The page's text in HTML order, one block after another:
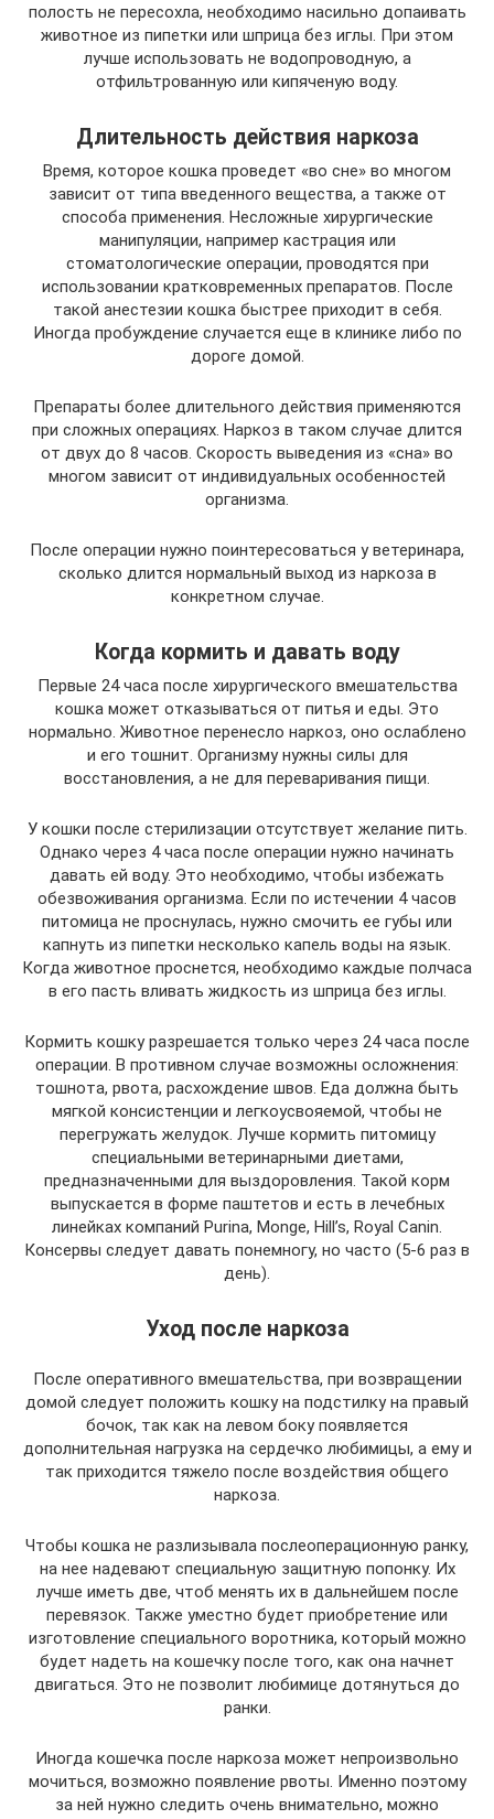
полость не пересохла, необходимо насильно допаивать
животное из пипетки или шприца без иглы. При этом
лучше использовать не водопроводную, а
отфильтрованную или кипяченую воду.
Длительность действия наркоза
Время, которое кошка проведет «во сне» во многом
зависит от типа введенного вещества, а также от
способа применения. Несложные хирургические
манипуляции, например кастрация или
стоматологические операции, проводятся при
использовании кратковременных препаратов. После
такой анестезии кошка быстрее приходит в себя.
Иногда пробуждение случается еще в клинике либо по
дороге домой.
Препараты более длительного действия применяются
при сложных операциях. Наркоз в таком случае длится
от двух до 8 часов. Скорость выведения из «сна» во
многом зависит от индивидуальных особенностей
организма.
После операции нужно поинтересоваться у ветеринара,
сколько длится нормальный выход из наркоза в
конкретном случае.
Когда кормить и давать воду
Первые 24 часа после хирургического вмешательства
кошка может отказываться от питья и еды. Это
нормально. Животное перенесло наркоз, оно ослаблено
и его тошнит. Организму нужны силы для
восстановления, а не для переваривания пищи.
У кошки после стерилизации отсутствует желание пить.
Однако через 4 часа после операции нужно начинать
давать ей воду. Это необходимо, чтобы избежать
обезвоживания организма. Если по истечении 4 часов
питомица не проснулась, нужно смочить ее губы или
капнуть из пипетки несколько капель воды на язык.
Когда животное проснется, необходимо каждые полчаса
в его пасть вливать жидкость из шприца без иглы.
Кормить кошку разрешается только через 24 часа после
операции. В противном случае возможны осложнения:
тошнота, рвота, расхождение швов. Еда должна быть
мягкой консистенции и легкоусвояемой, чтобы не
перегружать желудок. Лучше кормить питомицу
специальными ветеринарными диетами,
предназначенными для выздоровления. Такой корм
выпускается в форме паштетов и есть в лечебных
линейках компаний Purina, Monge, Hill’s, Royal Canin.
Консервы следует давать понемногу, но часто (5-6 раз в
день).
Уход после наркоза
После оперативного вмешательства, при возвращении
домой следует положить кошку на подстилку на правый
бочок, так как на левом боку появляется
дополнительная нагрузка на сердечко любимицы, а ему и
так приходится тяжело после воздействия общего
наркоза.
Чтобы кошка не разлизывала послеоперационную ранку,
на нее надевают специальную защитную попонку. Их
лучше иметь две, чтоб менять их в дальнейшем после
перевязок. Также уместно будет приобретение или
изготовление специального воротника, который можно
будет надеть на кошечку после того, как она начнет
двигаться. Это не позволит любимице дотянуться до
ранки.
Иногда кошечка после наркоза может непроизвольно
мочиться, возможно появление рвоты. Именно поэтому
за ней нужно следить очень внимательно, можно